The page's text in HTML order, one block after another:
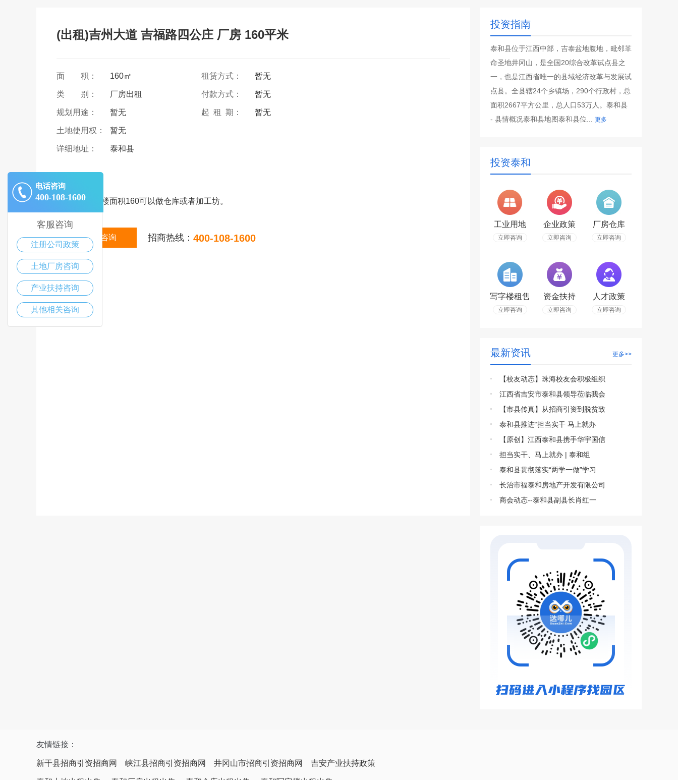
(出租)吉州大道 吉福路四公庄 厂房 160平米
面 积： 160㎡ 租赁方式： 暂无
类 别： 厂房出租 付款方式： 暂无
规划用途： 暂无 起 租 期： 暂无
土地使用权： 暂无
详细地址： 泰和县
4层平房。一楼面积160可以做仓库或者加工坊。
在线咨询 招商热线： 400-108-1600
投资指南
泰和县位于江西中部，吉泰盆地腹地，毗邻革
命圣地井冈山，是全国20综合改革试点县之
一，也是江西省唯一的县域经济改革与发展试
点县。全县辖24个乡镇场，290个行政村，总
面积2667平方公里，总人口53万人。泰和县
- 县情概况泰和县地图泰和县位... 更多
投资泰和
工业用地
立即咨询
企业政策
立即咨询
厂房仓库
立即咨询
写字楼租售
立即咨询
资金扶持
立即咨询
人才政策
立即咨询
最新资讯 更多>>
【校友动态】珠海校友会积极组织
江西省吉安市泰和县领导莅临我会
【市县传真】从招商引资到脱贫致
泰和县推进“担当实干 马上就办
【原创】江西泰和县携手华宇国信
担当实干、马上就办 | 泰和组
泰和县贯彻落实“两学一做”学习
长治市福泰和房地产开发有限公司
商会动态--泰和县副县长肖红一
友情链接：
新干县招商引资招商网 峡江县招商引资招商网 井冈山市招商引资招商网 吉安产业扶持政策
电话咨询
400-108-1600
客服咨询
注册公司政策
土地厂房咨询
产业扶持咨询
其他相关咨询